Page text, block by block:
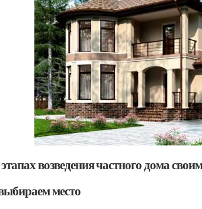
возведения частного дома
место